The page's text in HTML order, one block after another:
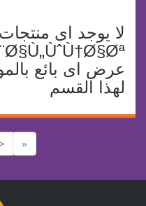
لا يوجد اى
عرض اى بائع
لهذا القسم
«